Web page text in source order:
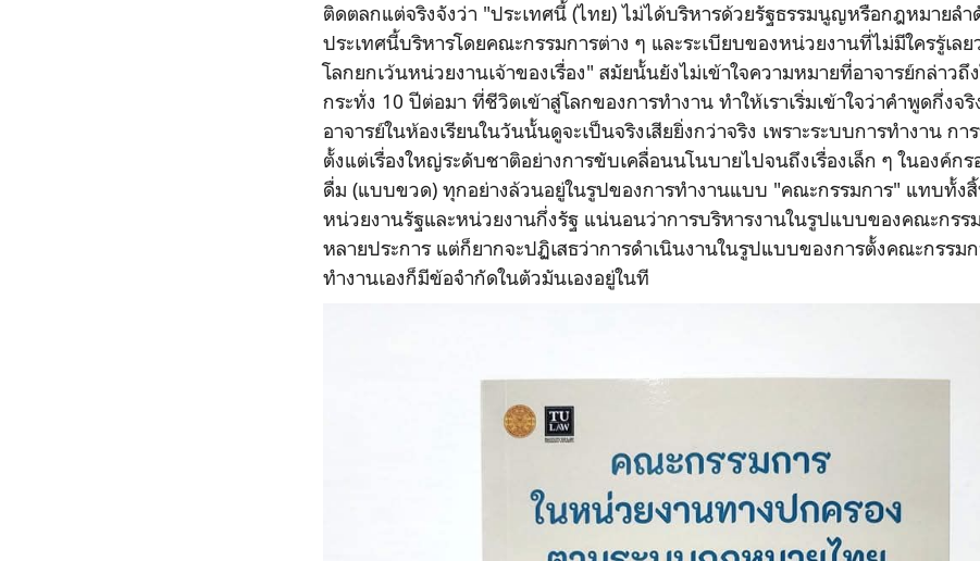
ติดตลกแต่จริงจังว่า "ประเทศนี้ (ไทย) ไม่ได้บริหารด้วยรัฐธรรมนูญหรือกฎหมายลำ
ประเทศนี้บริหารโดยคณะกรรมการต่าง ๆ และระเบียบของหน่วยงานที่ไม่มีใครรู้เล
โลกยกเว้นหน่วยงานเจ้าของเรื่อง" สมัยนั้นยังไม่เข้าใจความหมายที่อาจารย์กล่าวถึ
กระทั่ง 10 ปีต่อมา ที่ชีวิตเข้าสู่โลกของการทำงาน ทำให้เราเริ่มเข้าใจว่าคำพูดกึ่งจ
อาจารย์ในห้องเรียนในวันนั้นดูจะเป็นจริงเสียยิ่งกว่าจริง เพราะระบบการทำงาน ก
ตั้งแต่เรื่องใหญ่ระดับชาติอย่างการขับเคลื่อนนโนบายไปจนถึงเรื่องเล็ก ๆ ในองค์ก
ดื่ม (แบบขวด) ทุกอย่างล้วนอยู่ในรูปของการทำงานแบบ "คณะกรรมการ" แทบทั้ง
หน่วยงานรัฐและหน่วยงานกึ่งรัฐ แน่นอนว่าการบริหารงานในรูปแบบของคณะกรร
หลายประการ แต่ก็ยากจะปฏิเสธว่าการดำเนินงานในรูปแบบของการตั้งคณะกรรม
ทำงานเองก็มีข้อจำกัดในตัวมันเองอยู่ในที